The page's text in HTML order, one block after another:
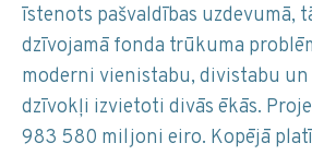
īstenots pašvaldības uzdevumā,
dzīvojamā fonda trūkuma
moderni vienistabu, divistabu
dzīvokļi izvietoti divās ēkās.
983 580 miljoni eiro. Kopējā